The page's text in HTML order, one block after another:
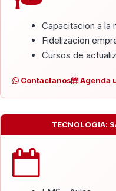
Capacitacion a la
Fidelizacion
Cursos de
Contactanos Agenda
TECNOLOGIA: